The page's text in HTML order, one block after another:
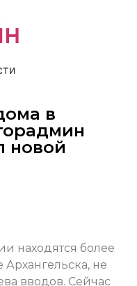
в
новой
находятся более
не
вводов. Сейчас